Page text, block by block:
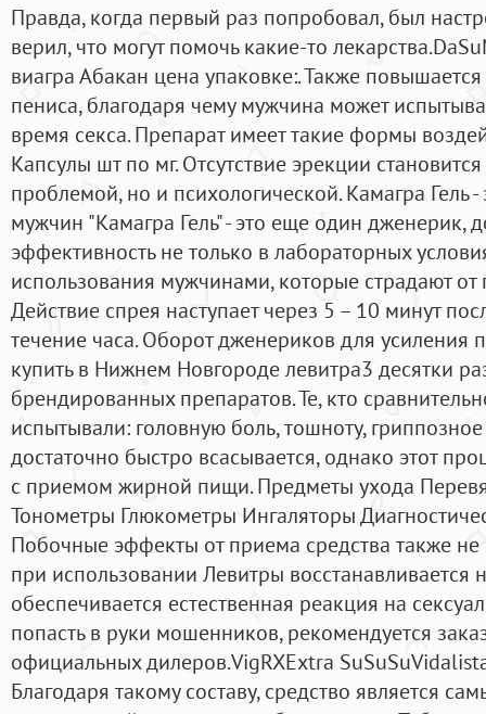
Правда, когда первый раз попробовал, был
верил, что могут помочь какие-то
виагра Абакан цена упаковке:. Также повышается
пениса, благодаря чему мужчина может
время секса. Препарат имеет такие формы
Капсулы шт по мг. Отсутствие эрекции
проблемой, но и психологической. Камагра Гель
мужчин "Камагра Гель" - это еще один дженерик,
эффективность не только в лабораторных
использования мужчинами, которые страдают
Действие спрея наступает через 5 – 10 минут
течение часа. Оборот дженериков для усиления
купить в Нижнем Новгороде левитра3 десятки
брендированных препаратов. Те, кто
испытывали: головную боль, тошноту,
достаточно быстро всасывается, однако этот
с приемом жирной пищи. Предметы ухода
Тонометры Глюкометры Ингаляторы
Побочные эффекты от приема средства также
при использовании Левитры восстанавливается
обеспечивается естественная реакция на
попасть в руки мошенников, рекомендуется
официальных дилеров.VigRXExtra
Благодаря такому составу, средство является